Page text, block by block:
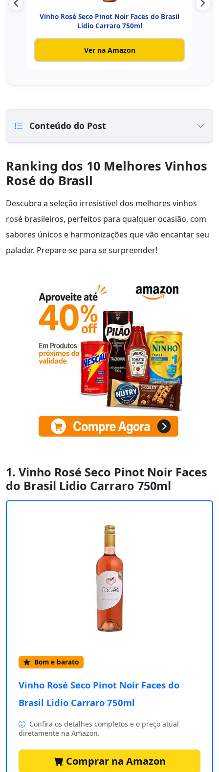
Vinho Rosé Seco Pinot Noir Faces do Brasil
Lidio Carraro 750ml
Ver na Amazon
Conteúdo do Post
Ranking dos 10 Melhores Vinhos
Rosé do Brasil
Descubra a seleção irresistível dos melhores vinhos
rosé brasileiros, perfeitos para qualquer ocasião, com
sabores únicos e harmonizações que vão encantar seu
paladar. Prepare-se para se surpreender!
1. Vinho Rosé Seco Pinot Noir Faces
do Brasil Lidio Carraro 750ml
Bom e barato
Vinho Rosé Seco Pinot Noir Faces do
Brasil Lidio Carraro 750ml
Confira os detalhes completos e o preço atual
diretamente na Amazon.
Comprar na Amazon